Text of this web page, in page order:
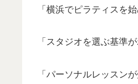
「横浜でピラティスを始
「スタジオを選ぶ基準
「パーソナルレッスン